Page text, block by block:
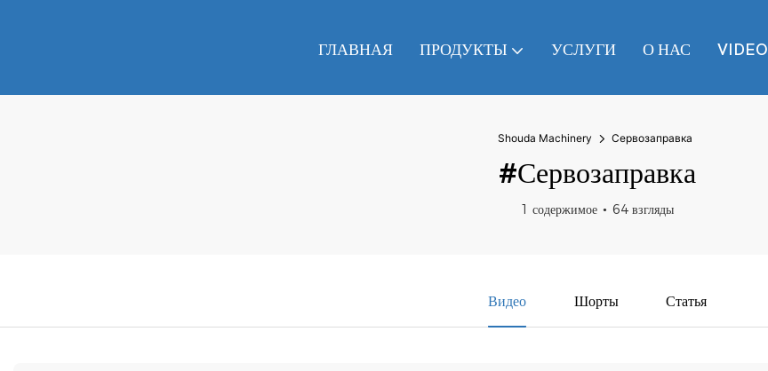
ГЛАВНАЯ ПРОДУКТЫ УСЛУГИ О НАС VIDEO
Shouda Machinery Сервозаправка
#Сервозаправка
1 содержимое 64 взгляды
Видео Шорты Статья